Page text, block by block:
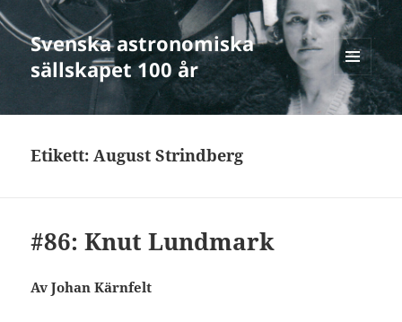
Svenska astronomiska
sällskapet 100 år
MENY
OCH
WIDGETS
Etikett:August Strindberg
#86: Knut Lundmark
Av Johan Kärnfelt